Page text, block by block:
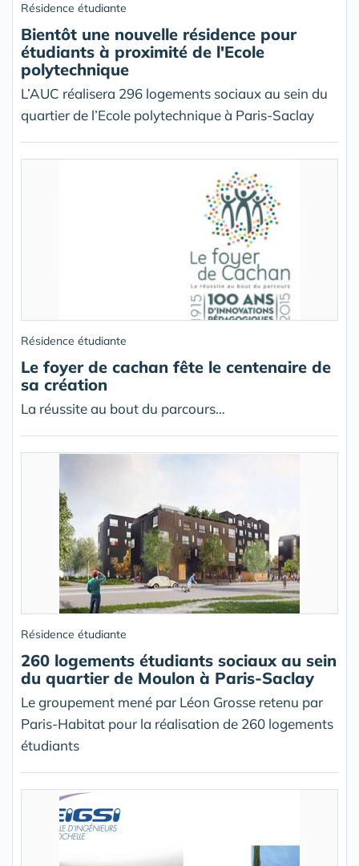
Résidence étudiante
Bientôt une nouvelle résidence pour
étudiants à proximité de l'Ecole
polytechnique
L’AUC réalisera 296 logements sociaux au sein du
quartier de l’Ecole polytechnique à Paris-Saclay
Résidence étudiante
Le foyer de cachan fête le centenaire de
sa création
La réussite au bout du parcours…
Résidence étudiante
260 logements étudiants sociaux au sein
du quartier de Moulon à Paris-Saclay
Le groupement mené par Léon Grosse retenu par
Paris-Habitat pour la réalisation de 260 logements
étudiants